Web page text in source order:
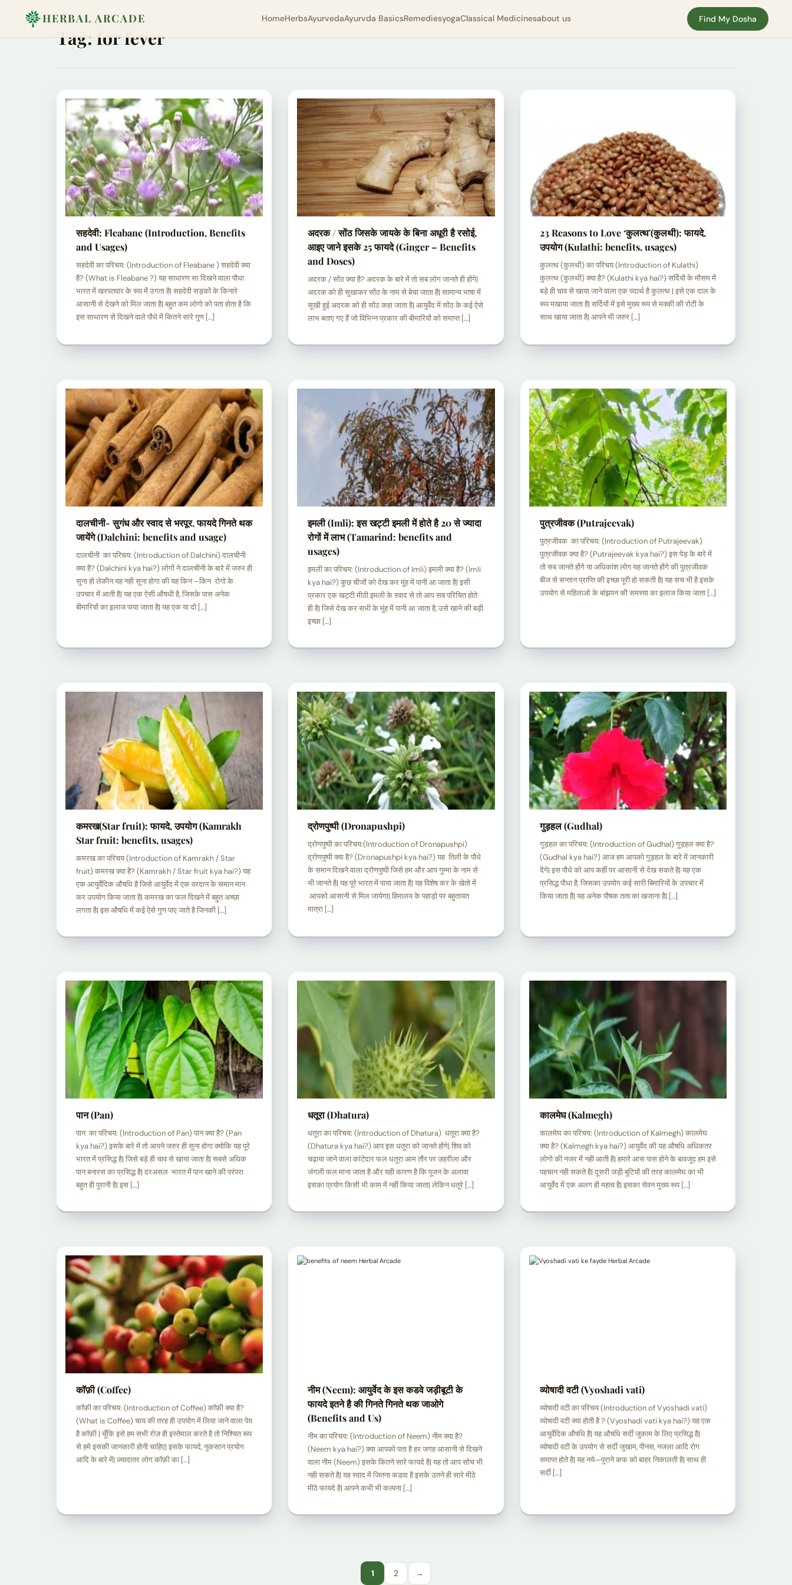
HERBAL ARCADE HomeHerbsAyurvedaAyurvda BasicsRemediesyogaClassical Medicinesabout us Find My Dosha
Tag:for fever
सहदेवी: Fleabane (Introduction, Benefits
and Usages)
सहदेवी का परिचय: (Introduction of Fleabane ) सहदेवी क्या
है? (What is Fleabane ?) यह साधारण सा दिखने वाला पौधा
भारत में खरपतवार के रूप में उगता है| सहदेवी सड़कों के किनारे
आसानी से देखने को मिल जाता है| बहुत कम लोगो को पता होता है कि
इस साधारण से दिखने वाले पौधे में कितने सारे गुण […]
अदरक / सोंठ जिसके जायके के बिना अधूरी है रसोई,
आइए जाने इसके 25 फायदे (Ginger – Benefits
and Doses)
अदरक / सोंठ क्या है? अदरक के बारे में तो सब लोग जानते ही होंगे|
अदरक को ही सुखाकर सोंठ के नाम से बेचा जाता है| सामान्य भाषा में
सूखी हुई अदरक को ही सोंठ कहा जाता है| आयुर्वेद में सोंठ के कई ऐसे
लाभ बताए गए हैं जो विभिन्न प्रकार की बीमारियों को समाप्त […]
23 Reasons to Love ‘कुलत्थ'(कुलथी): फायदे,
उपयोग (Kulathi: benefits, usages)
कुलत्थ (कुलथी) का परिचय (Introduction of Kulathi)
कुलत्थ (कुलथी) क्या है? (Kulathi kya hai?) सर्दियों के मौसम में
बड़े ही चाव से खाया जाने वाला एक पदार्थ है कुलत्थ | इसे एक दाल के
रूप मखाया जाता है| सर्दियों में इसे मुख्य रूप से मक्की की रोटी के
साथ खाया जाता है| आपने भी जरुर […]
दालचीनी- सुगंध और स्वाद से भरपूर, फायदे गिनते थक
जायेंगे (Dalchini: benefits and usage)
दालचीनी का परिचय: (Introduction of Dalchini) दालचीनी
क्या है? (Dalchini kya hai?) लोगों ने दालचीनी के बारे में जरुर ही
सुना हो लेकीन यह नही सुना होगा की यह किन –किन रोगो के
उपचार में आती है| यह एक ऐसी औषधी है, जिसके पास अनेक
बीमारियों का इलाज पाया जाता है| यह एक या दो […]
इमली (Imli): इस खट्टी इमली में होते है 20 से ज्यादा
रोगों में लाभ (Tamarind: benefits and
usages)
इमली का परिचय: (Introduction of Imli) इमली क्या है? (Imli
kya hai?) कुछ चीजों को देख कर मुंह में पानी आ जाता है| इसी
प्रकार एक खट्टी मीठी इमली के स्वाद से तो आप सब परिचित होते
ही है| जिसे देख कर सभी के मुंह में पानी आ जाता है, उसे खाने की बड़ी
इच्छा […]
पुत्रजीवक (Putrajeevak)
पुत्रजीवक का परिचय: (Introduction of Putrajeevak)
पुत्रजीवक क्या है? (Putrajeevak kya hai?) इस पेड़ के बारे में
तो सब जानते होंगे या अधिकांश लोग यह जानते होंगे की पुत्रजीवक
बीज से सन्तान प्राप्ति की इच्छा पूरी हो सकती है| यह सच भी है इसके
उपयोग से महिलाओ के बांझपन की समस्या का इलाज किया जाता […]
कमरख(Star fruit): फायदे, उपयोग (Kamrakh
Star fruit: benefits, usages)
कमरख का परिचय (Introduction of Kamrakh / Star
fruit) कमरख क्या है? (Kamrakh / Star fruit kya hai?) यह
एक आयुर्वेदिक औषधि है जिसे आयुर्वेद में एक वरदान के समान मान
कर उपयोग किया जाता है| कमरख का फल दिखने में बहुत अच्छा
लगता है| इस औषधि में कई ऐसे गुण पाए जाते है जिनकी […]
द्रोणपुष्पी (Dronapushpi)
द्रोणपुष्पी का परिचय:(Introduction of Dronapushpi)
द्रोणपुष्पी क्या है? (Dronapushpi kya hai?) यह तिली के पौधे
के समान दिखने वाला द्रोणपुष्पी जिसे हम और आप गुम्मा के नाम से
भी जानते है| यह पूरे भारत में पाया जाता है| यह विशेष कर के खेतो में
आपको आसानी से मिल जायेगा| हिमालय के पहाड़ो पर बहुतायत
मात्रा […]
गुड़हल (Gudhal)
गुड़हल का परिचय: (Introduction of Gudhal) गुड़हल क्या है?
(Gudhal kya hai?) आज हम आपको गुड़हल के बारे में जानकारी
देंगे| इस पौधे को आप कहीं पर आसानी से देख सकते है| यह एक
प्रसिद्ध पौधा है, जिसका उपयोग कई सारी बिमारियों के उपचार में
किया जाता है| यह अनेक पौषक तत्व का खजाना है| […]
पान (Pan)
पान का परिचय: (Introduction of Pan) पान क्या है? (Pan
kya hai?) इसके बारे में तो आपने जरुर ही सुना होगा क्योकि यह पूरे
भारत में प्रसिद्ध है| जिसे बड़े ही चाव से खाया जाता है| सबसे अधिक
पान बनारस का प्रसिद्ध है| दरअसल भारत में पान खाने की परंपरा
बहुत ही पुरानी है| इस […]
धतूरा (Dhatura)
धतूरा का परिचय: (Introduction of Dhatura) धतूरा क्या है?
(Dhatura kya hai?) आप इस धतूरा को जानते होंगे| शिव को
चढ़ाया जाने वाला कांटेदार फल धतूरा आम तौर पर ज़हरीला और
जंगली फल माना जाता है और यही कारण है कि पूजन के अलावा
इसका प्रयोग किसी भी काम में नहीं किया जाता| लेकिन धतूरे […]
कालमेघ (Kalmegh)
कालमेघ का परिचय: (Introduction of Kalmegh) कालमेघ
क्या है? (Kalmegh kya hai?) आयुर्वेद की यह औषधि अधिकतर
लोगो की नजर में नही आती है| हमारे आस पास होने के बावजूद हम इसे
पहचान नही सकते है| दूसरी जड़ी बूटियों की तरह कालमेघ का भी
आयुर्वेद में एक अलग ही महत्व है| इसका सेवन मुख्य रूप […]
कॉफ़ी (Coffee)
कॉफ़ी का परिचय: (Introduction of Coffee) कॉफ़ी क्या है?
(What is Coffee) चाय की तरह ही उपयोग में लिया जाने वाला पेय
है कॉफ़ी | चूँकि इसे हम सभी रोज़ ही इस्तेमाल करते है तो निश्चित रूप
से हमे इसकी जानकारी होनी चाहिए| इसके फायदे, नुकसान प्रयोग
आदि के बारे में| ज़्यादातर लोग कॉफ़ी का […]
नीम (Neem): आयुर्वेद के इस कडवे जड़ीबूटी के
फायदे इतने है की गिनते गिनते थक जाओगे
(Benefits and Us)
नीम का परिचय: (Introduction of Neem) नीम क्या है?
(Neem kya hai?) क्या आपको पता है हर जगह आसानी से दिखने
वाला नीम (Neem) इसके कितने सारे फायदे है| यह तो आप सोच भी
नही सकते है| यह स्वाद में जितना कडवा है इसके उतने ही सारे मीठे
मीठे फायदे है| आपने कभी भी कल्पना […]
व्योषादी वटी (Vyoshadi vati)
व्योषादी वटी का परिचय (Introduction of Vyoshadi vati)
व्योषादी वटी क्या होती है ? (Vyoshadi vati kya hai?) यह एक
आयुर्वेदिक औषधि है| यह औषधि सर्दी जुकाम के लिए प्रसिद्ध है|
व्योषादी वटी के उपयोग से सर्दी जुखाम, पीनस, नजला आदि रोग
समाप्त होते है| यह नये—पुराने कफ को बाहर निकालती है| साथ ही
सर्दी […]
Posts
Page
1
Page
2 →